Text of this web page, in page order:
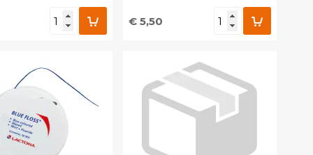
barcode
€ 5,50
Print barcode